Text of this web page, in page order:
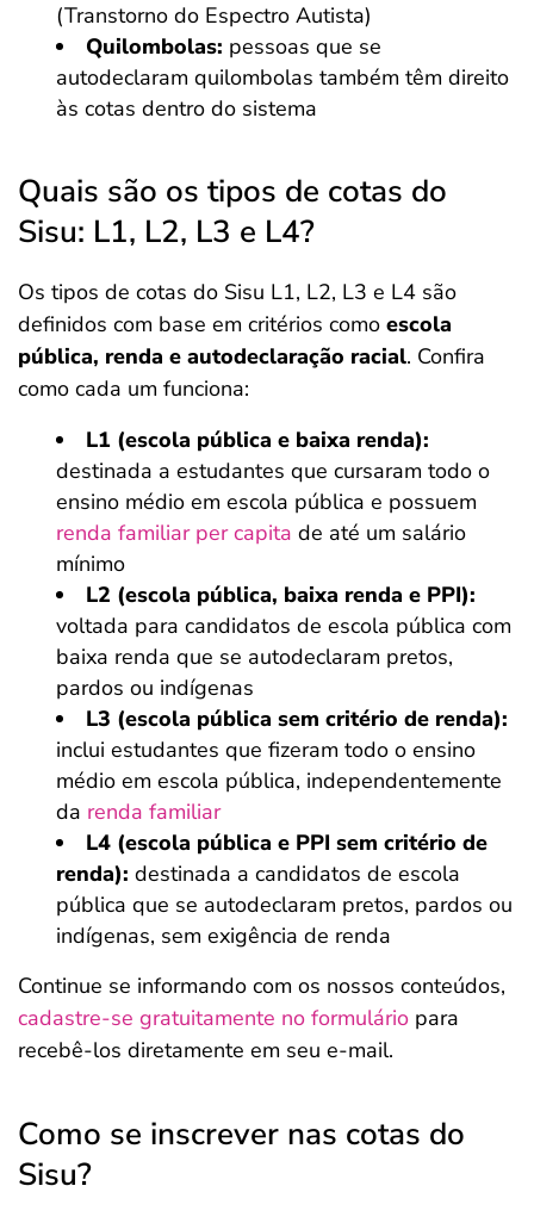
(Transtorno do Espectro Autista)
Quilombolas: pessoas que se
autodeclaram quilombolas também têm direito
às cotas dentro do sistema
Quais são os tipos de cotas do
Sisu: L1, L2, L3 e L4?
Os tipos de cotas do Sisu L1, L2, L3 e L4 são
definidos com base em critérios como escola
pública, renda e autodeclaração racial. Confira
como cada um funciona:
L1 (escola pública e baixa renda):
destinada a estudantes que cursaram todo o
ensino médio em escola pública e possuem
renda familiar per capita de até um salário
mínimo
L2 (escola pública, baixa renda e PPI):
voltada para candidatos de escola pública com
baixa renda que se autodeclaram pretos,
pardos ou indígenas
L3 (escola pública sem critério de renda):
inclui estudantes que fizeram todo o ensino
médio em escola pública, independentemente
da renda familiar
L4 (escola pública e PPI sem critério de
renda): destinada a candidatos de escola
pública que se autodeclaram pretos, pardos ou
indígenas, sem exigência de renda
Continue se informando com os nossos conteúdos,
cadastre-se gratuitamente no formulário para
recebê-los diretamente em seu e-mail.
Como se inscrever nas cotas do
Sisu?